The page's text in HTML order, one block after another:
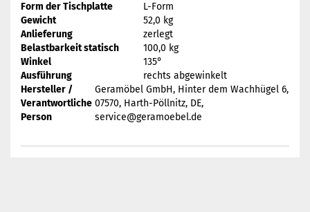
Form der Tischplatte
L-Form
Gewicht
52,0 kg
Anlieferung
zerlegt
Belastbarkeit statisch
100,0 kg
Winkel
135°
Ausführung
rechts abgewinkelt
Hersteller /
Verantwortliche
Person
Geramöbel GmbH, Hinter dem Wachhügel 6,
07570, Harth-Pöllnitz, DE,
service@geramoebel.de